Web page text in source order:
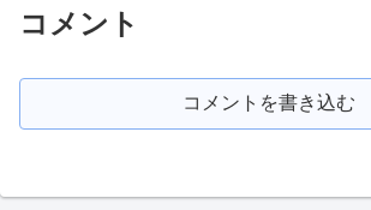
コメント
コメントを書き込む